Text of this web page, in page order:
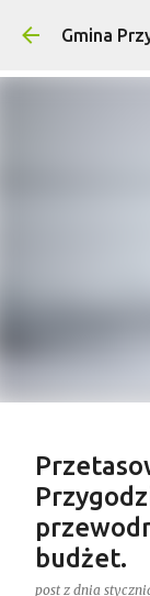
budżet.
post z dnia